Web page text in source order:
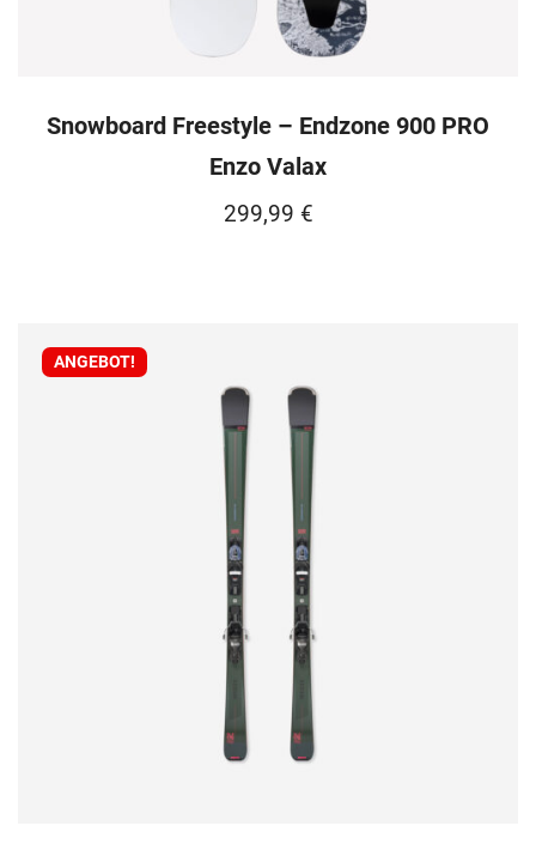
Snowboard Freestyle – Endzone 900 PRO
Enzo Valax
299,99 €
ANGEBOT!